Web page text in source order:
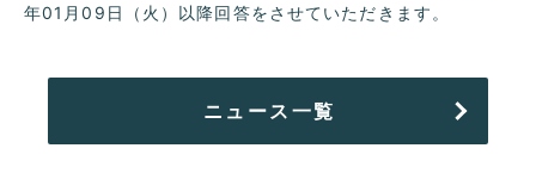
年01月09日（火）以降回答をさせていただきます。
ニュース一覧